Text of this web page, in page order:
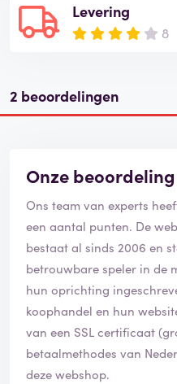
Levering
8
2 beoordelingen
Onze
Ons team van experts
een aantal punten. De
bestaat al sinds 2006 en
betrouwbare speler in de
hun oprichting
koophandel en hun
van een SSL certificaat
betaalmethodes van
deze webshop.